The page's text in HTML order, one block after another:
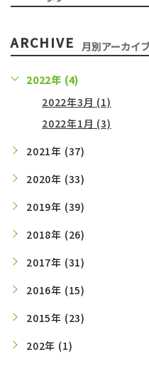
ARCHIVE 月別アーカイ
2022年 (4)
2022年3月 (1)
2022年1月 (3)
2021年 (37)
2020年 (33)
2019年 (39)
2018年 (26)
2017年 (31)
2016年 (15)
2015年 (23)
202年 (1)